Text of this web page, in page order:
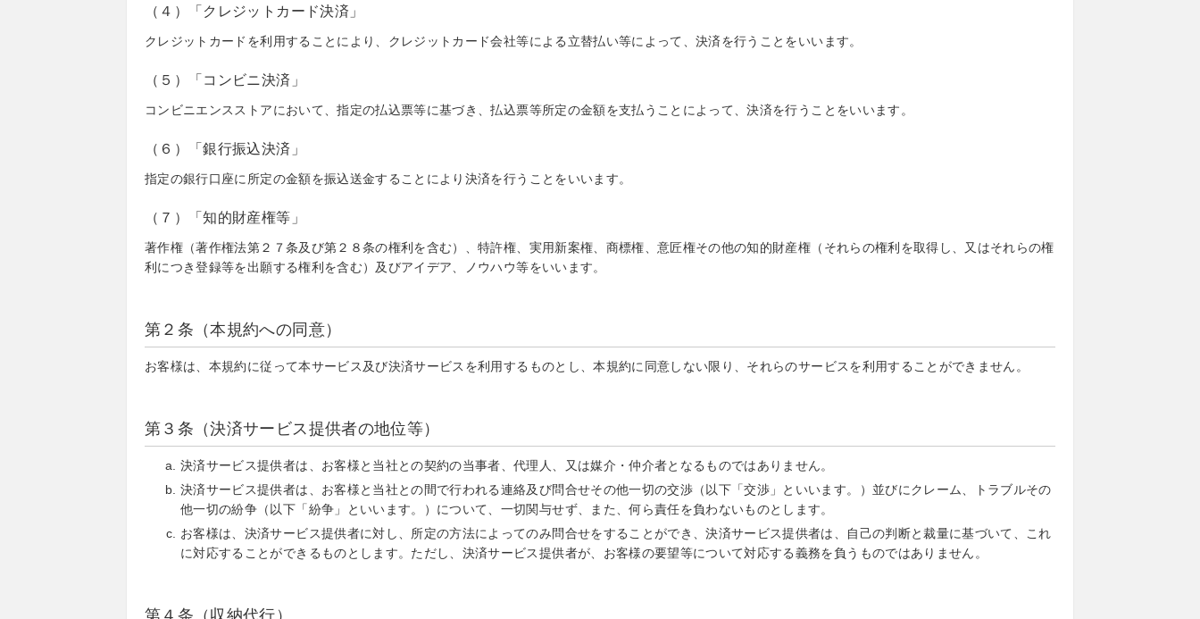
（４）「クレジットカード決済」
クレジットカードを利用することにより、クレジットカード会社等による立替払い等によって、決済を行うことをいいます。
（５）「コンビニ決済」
コンビニエンスストアにおいて、指定の払込票等に基づき、払込票等所定の金額を支払うことによって、決済を行うことをいいます。
（６）「銀行振込決済」
指定の銀行口座に所定の金額を振込送金することにより決済を行うことをいいます。
（７）「知的財産権等」
著作権（著作権法第２７条及び第２８条の権利を含む）、特許権、実用新案権、商標権、意匠権その他の知的財産権（それらの権利を取得し、又はそれらの権
利につき登録等を出願する権利を含む）及びアイデア、ノウハウ等をいいます。
第２条（本規約への同意）
お客様は、本規約に従って本サービス及び決済サービスを利用するものとし、本規約に同意しない限り、それらのサービスを利用することができません。
第３条（決済サービス提供者の地位等）
決済サービス提供者は、お客様と当社との契約の当事者、代理人、又は媒介・仲介者となるものではありません。
決済サービス提供者は、お客様と当社との間で行われる連絡及び問合せその他一切の交渉（以下「交渉」といいます。）並びにクレーム、トラブルその
他一切の紛争（以下「紛争」といいます。）について、一切関与せず、また、何ら責任を負わないものとします。
お客様は、決済サービス提供者に対し、所定の方法によってのみ問合せをすることができ、決済サービス提供者は、自己の判断と裁量に基づいて、これ
に対応することができるものとします。ただし、決済サービス提供者が、お客様の要望等について対応する義務を負うものではありません。
第４条（収納代行）